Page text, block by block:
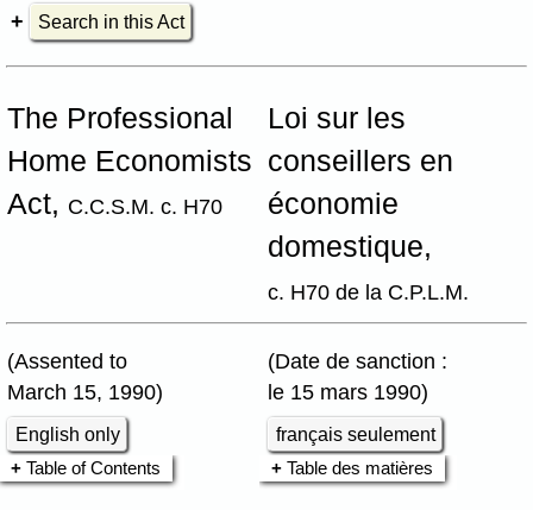
Search in this Act
The Professional
Home Economists
Act, C.C.S.M. c. H70
Loi sur les
conseillers en
économie
domestique,
c. H70 de la C.P.L.M.
(Assented to
March 15, 1990)
(Date de sanction :
le 15 mars 1990)
English only
français seulement
Table of Contents
Table des matières